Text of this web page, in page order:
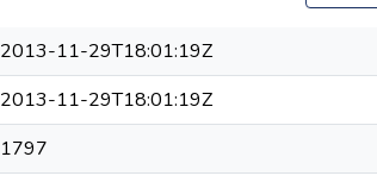
2013-11-29T18:01:19Z
2013-11-29T18:01:19Z
1797